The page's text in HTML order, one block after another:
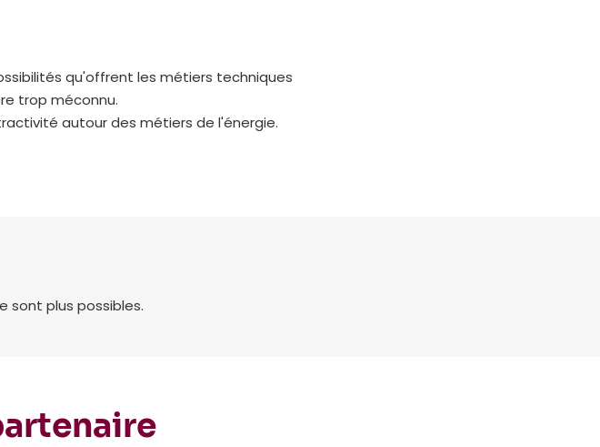
qu'offrent les métiers techniques
trop méconnu.
autour des métiers de l'énergie.
sont plus possibles.